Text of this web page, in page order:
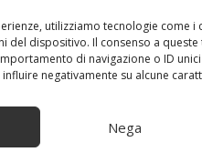
utilizziamo tecnologie come
del dispositivo. Il consenso a
di navigazione o ID
negativamente su alcune
Nega